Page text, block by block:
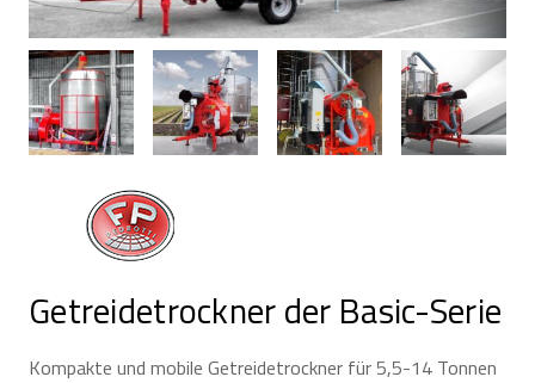
Getreidetrockner der Basic-Serie
Kompakte und mobile Getreidetrockner für 5,5-14 Tonnen